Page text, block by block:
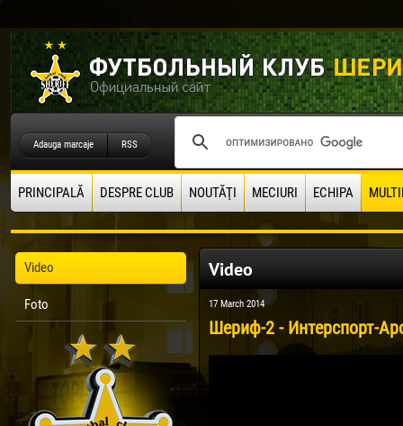
Adauga marcaje RSS
PRINCIPALĂ DESPRE CLUB NOUTĂŢI MECIURI ECHIPA
Video
Foto
Video
17 March 2014
Шериф-2 - Интерспорт-